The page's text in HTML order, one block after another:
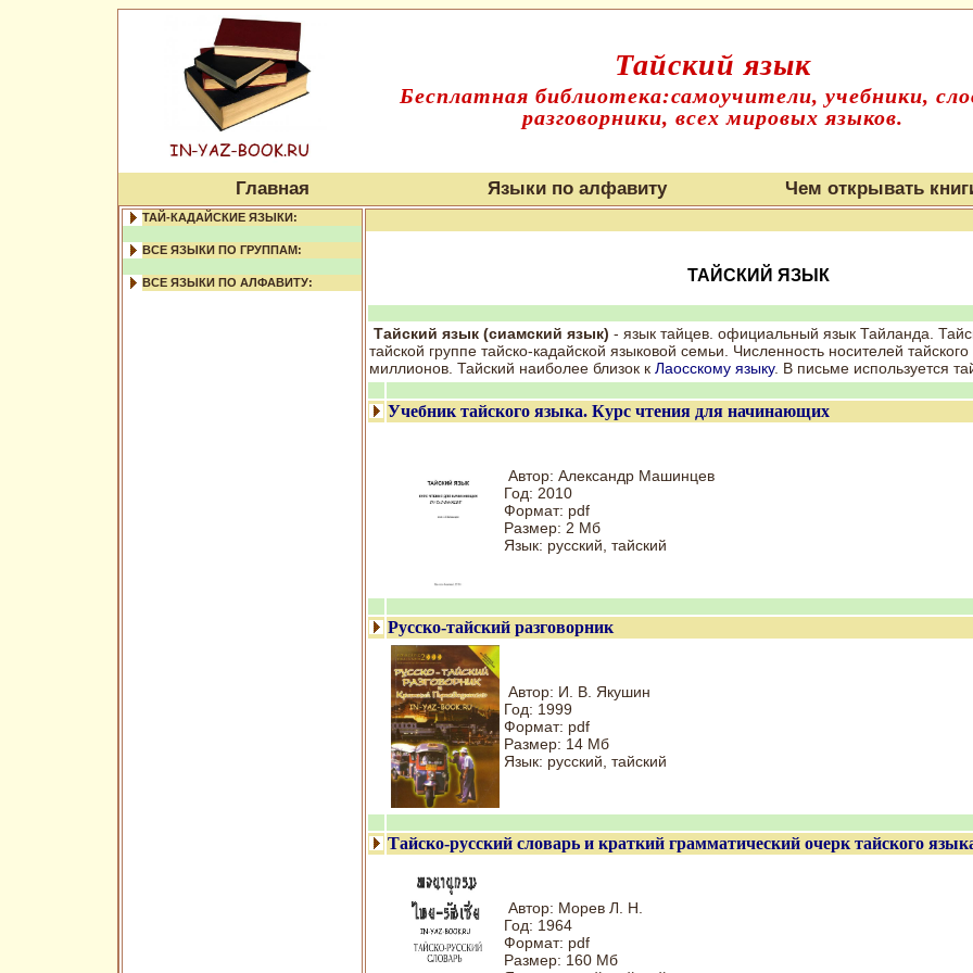
Тайский язык
Бесплатная библиотека:самоучители, учебники,
разговорники, всех мировых языков.
Главная Языки по алфавиту Чем открывать
ТАЙ-КАДАЙСКИЕ ЯЗЫКИ:
ВСЕ ЯЗЫКИ ПО ГРУППАМ:
ВСЕ ЯЗЫКИ ПО АЛФАВИТУ: ТАЙСКИЙ ЯЗЫК
Тайский язык (сиамский язык) - язык тайцев. официальный язык Тайланда.
тайской группе тайско-кадайской языковой семьи. Численность носителей
миллионов. Тайский наиболее близок к Лаосскому языку. В письме используется
Учебник тайского языка. Курс чтения для начинающих
Автор: Александр Машинцев
Год: 2010
Формат: pdf
Размер: 2 Мб
Язык: русский, тайский
Русско-тайский разговорник
Автор: И. В. Якушин
Год: 1999
Формат: pdf
Размер: 14 Мб
Язык: русский, тайский
Тайско-русский словарь и краткий грамматический очерк тайского
Автор: Морев Л. Н.
Год: 1964
Формат: pdf
Размер: 160 Мб